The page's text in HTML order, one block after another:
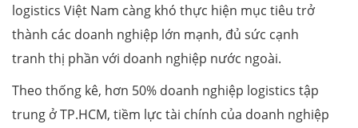
logistics Việt Nam càng khó thực hiện mục tiêu trở
thành các doanh nghiệp lớn mạnh, đủ sức cạnh
tranh thị phần với doanh nghiệp nước ngoài.
Theo thống kê, hơn 50% doanh nghiệp logistics tập
trung ở TP.HCM, tiềm lực tài chính của doanh nghiệp